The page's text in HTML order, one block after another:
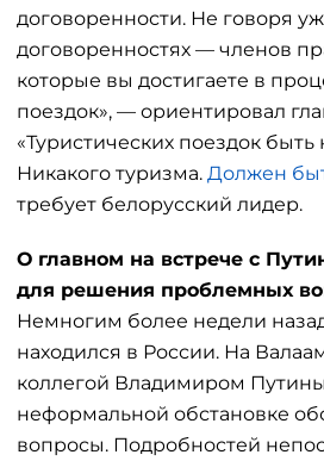
договоренности. Не говоря
договоренностях — членов
которые вы достигаете в
поездок», — ориентировал
«Туристических поездок
Никакого туризма. Должен
требует белорусский лидер.
О главном на встрече с
для решения проблемных
Немногим более недели назад
находился в России. На
коллегой Владимиром
неформальной обстановке
вопросы. Подробностей